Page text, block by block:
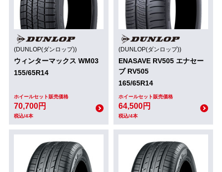
(DUNLOP(ダンロップ))
ウィンターマックス WM03
155/65R14
ホイールセット販売価格
70,700円
税込/4本
(DUNLOP(ダンロップ))
ENASAVE RV505 エナセー
ブ RV505
165/65R14
ホイールセット販売価格
64,500円
税込/4本